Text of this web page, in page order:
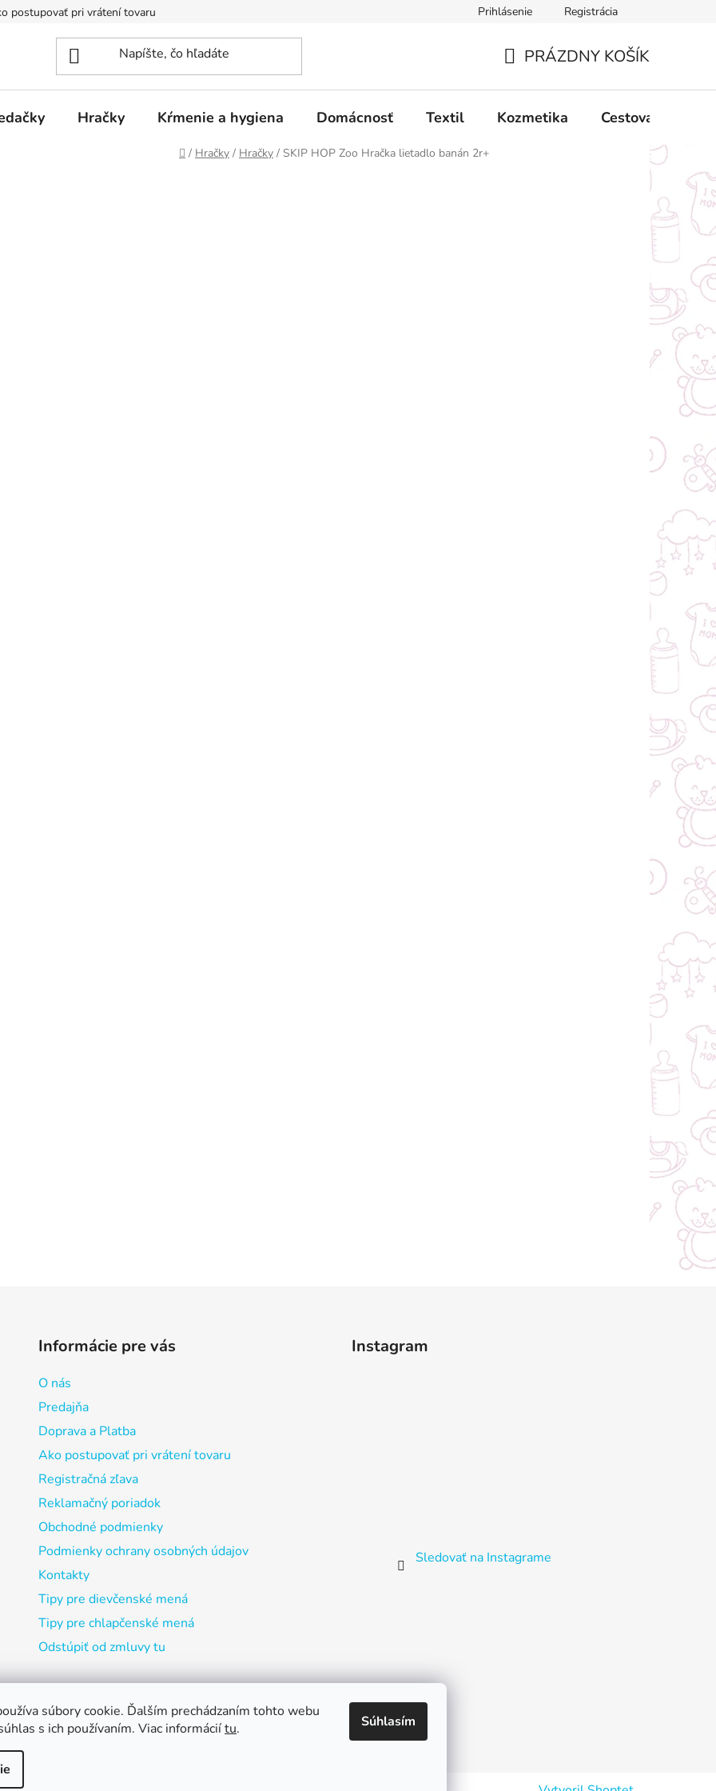
súbory cookie. Ďalším prechádzaním tohto webu
s ich používaním. Viac informáciítu. Súhlasím
postupovať pri vrátení tovaru Obchodné podmienky Podmienky ochrany
Prihlásenie Registrácia
KOŠÍK
PRÁZDNY KOŠÍK
Hračky Kŕmenie a hygiena Domácnosť Textil Kozmetika Cestovanie
Domov
/ Hračky / Hračky / SKIP HOP Zoo Hračka lietadlo banán 2r+
Informácie pre vás
O nás
Predajňa
Doprava a Platba
Ako postupovať pri vrátení tovaru
Registračná zľava
Reklamačný poriadok
Obchodné podmienky
Podmienky ochrany osobných údajov
Kontakty
Tipy pre dievčenské mená
Tipy pre chlapčenské mená
Odstúpiť od zmluvy tu
Instagram
Sledovať na Instagrame